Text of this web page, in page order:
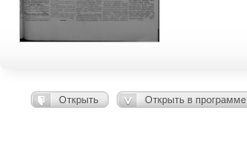
Открыть Открыть в программе